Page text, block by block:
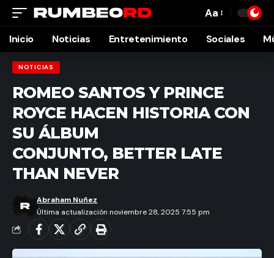
Font
Resizer
Aa
Inicio Noticias Entretenimiento Sociales
NOTICIAS
ROMEO SANTOS Y PRINCE
ROYCE HACEN HISTORIA CON
SU ÁLBUM
CONJUNTO, BETTER LATE
THAN NEVER
Última actualización noviembre 28, 2025 7:55 pm
Abraham Nuñez